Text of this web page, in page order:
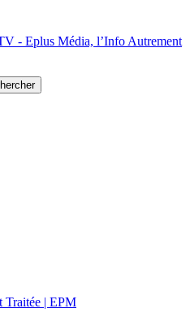
- Eplus Média, l’Info Autrement